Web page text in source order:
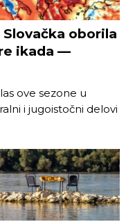
oborila
ikada —
ove sezone u
i jugoistočni delovi